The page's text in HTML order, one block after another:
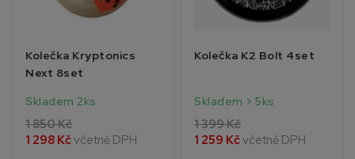
Kolečka Kryptonics
Next 8set
Skladem 2ks
1 850 Kč
1 298 Kčvčetně DPH
Kolečka K2 Bolt 4set
Skladem > 5ks
1 399 Kč
1 259 Kčvčetně DPH